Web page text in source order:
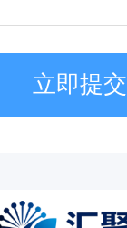
立即提交